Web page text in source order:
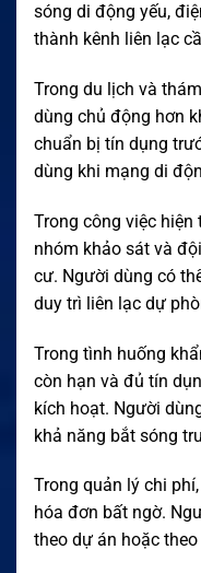
sóng di động yếu,
thành kênh liên lạc
Trong du lịch và
dùng chủ động hơn
chuẩn bị tín dụng
dùng khi mạng di
Trong công việc hiện
nhóm khảo sát và
cư. Người dùng có
duy trì liên lạc dự
Trong tình huống
còn hạn và đủ tín
kích hoạt. Người
khả năng bắt sóng
Trong quản lý chi
hóa đơn bất ngờ.
theo dự án hoặc